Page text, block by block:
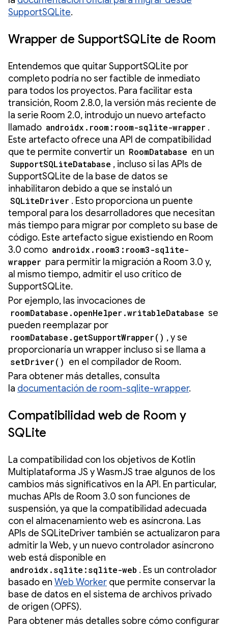
SupportSQLite.
Wrapper de SupportSQLite de Room
Entendemos que quitar SupportSQLite por
completo podría no ser factible de inmediato
para todos los proyectos. Para facilitar esta
transición, Room 2.8.0, la versión más reciente de
la serie Room 2.0, introdujo un nuevo artefacto
llamado androidx.room:room-sqlite-wrapper .
Este artefacto ofrece una API de compatibilidad
que te permite convertir un RoomDatabase en un
SupportSQLiteDatabase , incluso si las APIs de
SupportSQLite de la base de datos se
inhabilitaron debido a que se instaló un
SQLiteDriver . Esto proporciona un puente
temporal para los desarrolladores que necesitan
más tiempo para migrar por completo su base de
código. Este artefacto sigue existiendo en Room
3.0 como androidx.room3:room3-sqlite-
wrapper para permitir la migración a Room 3.0 y,
al mismo tiempo, admitir el uso crítico de
SupportSQLite.
Por ejemplo, las invocaciones de
roomDatabase.openHelper.writableDatabase se
pueden reemplazar por
roomDatabase.getSupportWrapper() , y se
proporcionaría un wrapper incluso si se llama a
setDriver() en el compilador de Room.
Para obtener más detalles, consulta
la documentación de room-sqlite-wrapper.
Compatibilidad web de Room y
SQLite
La compatibilidad con los objetivos de Kotlin
Multiplataforma JS y WasmJS trae algunos de los
cambios más significativos en la API. En particular,
muchas APIs de Room 3.0 son funciones de
suspensión, ya que la compatibilidad adecuada
con el almacenamiento web es asíncrona. Las
APIs de SQLiteDriver también se actualizaron para
admitir la Web, y un nuevo controlador asíncrono
web está disponible en
androidx.sqlite:sqlite-web . Es un controlador
basado en Web Worker que permite conservar la
base de datos en el sistema de archivos privado
de origen (OPFS).
Para obtener más detalles sobre cómo configurar